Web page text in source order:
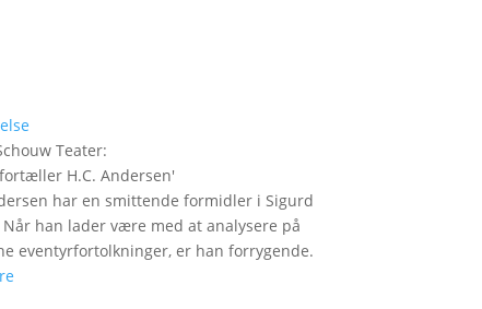
Teater:
H.C. Andersen'
har en smittende formidler i Sigurd
han lader være med at analysere på
eventyrfortolkninger, er han forrygende.